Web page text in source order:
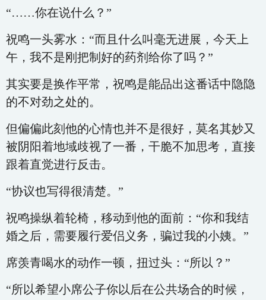
“……你在说什么？”
祝鸣一头雾水：“而且什么叫毫无进展，今天上
午，我不是刚把制好的药剂给你了吗？”
其实要是换作平常，祝鸣是能品出这番话中隐隐
的不对劲之处的。
但偏偏此刻他的心情也并不是很好，莫名其妙又
被阴阳着地域歧视了一番，干脆不加思考，直接
跟着直觉进行反击。
“协议也写得很清楚。”
祝鸣操纵着轮椅，移动到他的面前：“你和我结
婚之后，需要履行爱侣义务，骗过我的小姨。”
席羡青喝水的动作一顿，扭过头：“所以？”
“所以希望小席公子你以后在公共场合的时候，